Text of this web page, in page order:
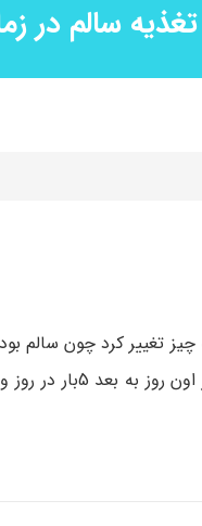
تغذیه سالم در
چیز تغییر کرد چون سالم
کوچولوی دیگر هم اضافه